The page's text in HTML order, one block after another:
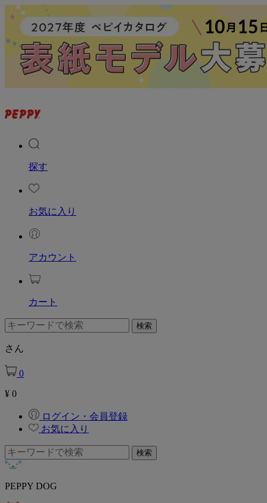
探す
お気に入り
アカウント
カート
さん
0
¥ 0
ログイン・会員登録
お気に入り
PEPPY DOG